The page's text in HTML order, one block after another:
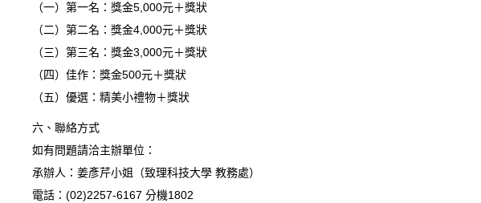
（一）第一名：獎金5,000元＋獎狀
（二）第二名：獎金4,000元＋獎狀
（三）第三名：獎金3,000元＋獎狀
（四）佳作：獎金500元＋獎狀
（五）優選：精美小禮物＋獎狀
六、聯絡方式
如有問題請洽主辦單位：
承辦人：姜彥芹小姐（致理科技大學 教務處）
電話：(02)2257-6167 分機1802